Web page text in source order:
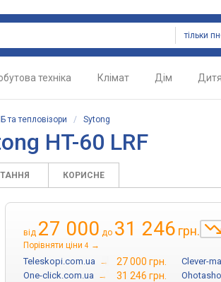
техніка Клімат Дім
та тепловізори / Sytong
HT-60 LRF
КОРИСНЕ
від 27 000 до 31 246 грн.
Порівняти ціни 4 →
Teleskopi.com.ua → 27 000 грн. Clever-
One-click.com.ua → 31 246 грн.